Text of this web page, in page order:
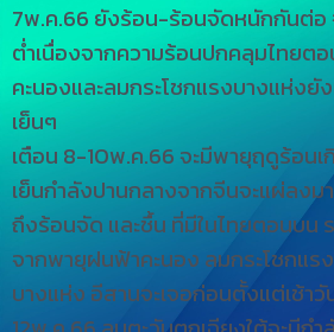
7พ.ค.66 ยังร้อน-ร้อนจัดหนักกันต่อ
ต่ำเนื่องจากความร้อนปกคลุมไทยต
คะนองและลมกระโชกแรงบางแห่งยั
เย็นๆ
เตือน 8-10พ.ค.66 จะมีพายุฤดูร้อน
เย็นกำลังปานกลางจากจีนจะแผ่ลงม
ถึงร้อนจัด และชื้น ที่มีในไทยตอนบน
จากพายุฝนฟ้าคะนอง ลมกระโชกแร
บางแห่ง อีสานจะเจอก่อนตั้งแต่เช้าวั